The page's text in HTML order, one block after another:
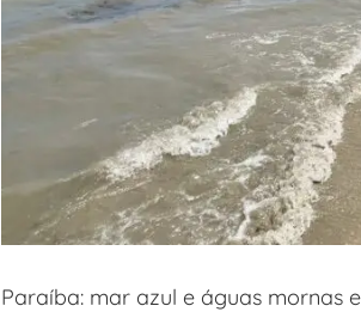
Paraíba: mar azul e águas mornas